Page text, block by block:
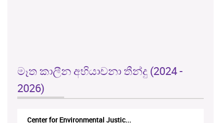
මෑත කාලීන අභියාචනා තීන්දු (2024 -
2026)
Center for Environmental Justic...